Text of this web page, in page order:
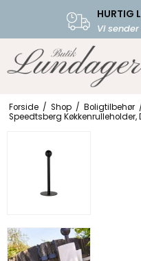
HURTIG
Vi
FRI
Forside / Shop / Boligtilbehør
Speedtsberg Køkkenrulleholder,